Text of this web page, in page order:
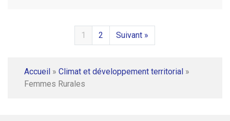
1 2 Suivant »
Accueil » Climat et développement territorial »
Femmes Rurales